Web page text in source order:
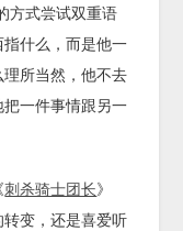
方式尝试双重语
什么，而是他一
所当然，他不去
一件事情跟另一
刺杀骑士团长》
变，还是喜爱听